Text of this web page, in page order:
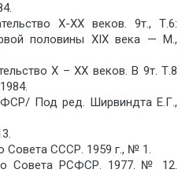
Х-ХХ веков. 9т., Т.6:
половины ХIХ века — М.,
Х – ХХ веков. В 9т. Т.8
Под ред. Ширвиндта Е.Г.,
Совета СССР. 1959 г., № 1.
Совета РСФСР. 1977. № 12.